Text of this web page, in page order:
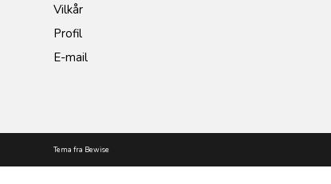
Vilkår
Profil
E-mail
Tema fra Bewise